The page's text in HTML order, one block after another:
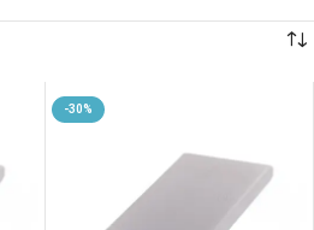
-30%